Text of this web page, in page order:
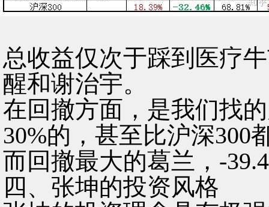
总收益仅次于踩到医疗
醒和谢治宇。
在回撤方面，是我们找
30%的，甚至比沪深300
而回撤最大的葛兰，-
四、张坤的投资风格